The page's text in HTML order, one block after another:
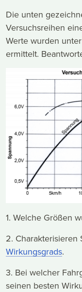
Die unten
Versuchsreihen
Werte wurden
ermittelt.
1. Welche Größen
2. Charakterisieren
Wirkungsgrads.
3. Bei welcher
seinen besten